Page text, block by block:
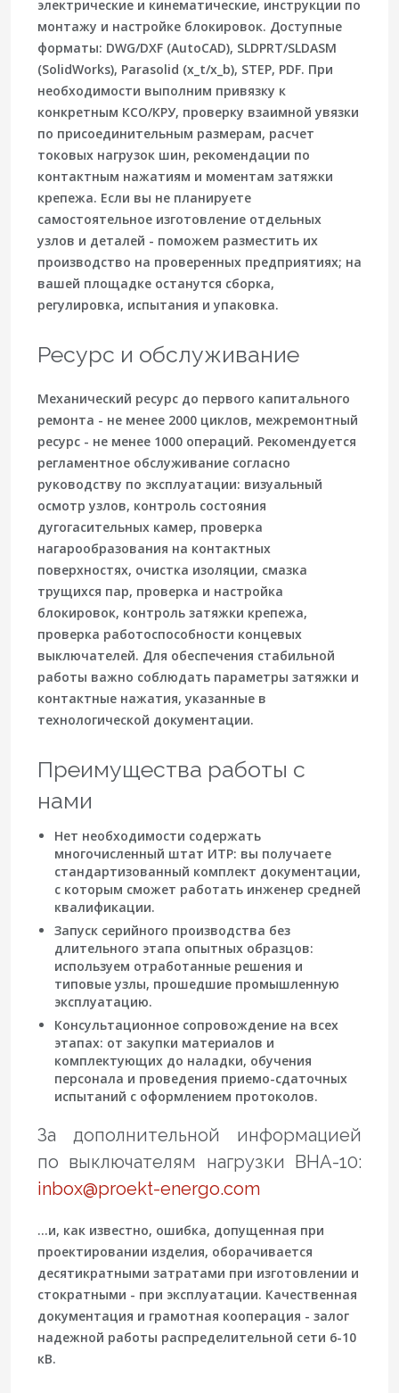
электрические и кинематические, инструкции по
монтажу и настройке блокировок. Доступные
форматы: DWG/DXF (AutoCAD), SLDPRT/SLDASM
(SolidWorks), Parasolid (x_t/x_b), STEP, PDF. При
необходимости выполним привязку к
конкретным КСО/КРУ, проверку взаимной увязки
по присоединительным размерам, расчет
токовых нагрузок шин, рекомендации по
контактным нажатиям и моментам затяжки
крепежа. Если вы не планируете
самостоятельное изготовление отдельных
узлов и деталей - поможем разместить их
производство на проверенных предприятиях; на
вашей площадке останутся сборка,
регулировка, испытания и упаковка.
Ресурс и обслуживание
Механический ресурс до первого капитального
ремонта - не менее 2000 циклов, межремонтный
ресурс - не менее 1000 операций. Рекомендуется
регламентное обслуживание согласно
руководству по эксплуатации: визуальный
осмотр узлов, контроль состояния
дугогасительных камер, проверка
нагарообразования на контактных
поверхностях, очистка изоляции, смазка
трущихся пар, проверка и настройка
блокировок, контроль затяжки крепежа,
проверка работоспособности концевых
выключателей. Для обеспечения стабильной
работы важно соблюдать параметры затяжки и
контактные нажатия, указанные в
технологической документации.
Преимущества работы с
нами
Нет необходимости содержать
многочисленный штат ИТР: вы получаете
стандартизованный комплект документации,
с которым сможет работать инженер средней
квалификации.
Запуск серийного производства без
длительного этапа опытных образцов:
используем отработанные решения и
типовые узлы, прошедшие промышленную
эксплуатацию.
Консультационное сопровождение на всех
этапах: от закупки материалов и
комплектующих до наладки, обучения
персонала и проведения приемо-сдаточных
испытаний с оформлением протоколов.
За дополнительной информацией
по выключателям нагрузки ВНА-10:
inbox@proekt-energo.com
...и, как известно, ошибка, допущенная при
проектировании изделия, оборачивается
десятикратными затратами при изготовлении и
стократными - при эксплуатации. Качественная
документация и грамотная кооперация - залог
надежной работы распределительной сети 6-10
кВ.